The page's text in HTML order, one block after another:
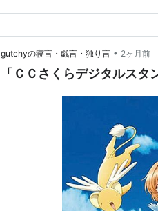
朽化したキハ８５系気動車の置き
gutchyの寝言・戯言・独り言 • 2ヶ月前
「ＣＣさくらデジタルスタ